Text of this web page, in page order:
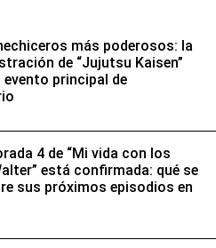
más poderosos: la
de “Jujutsu Kaisen”
evento principal de
4 de “Mi vida con los
está confirmada: qué se
sus próximos episodios en